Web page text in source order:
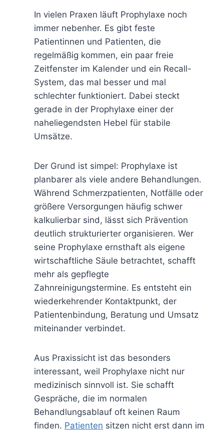
In vielen Praxen läuft Prophylaxe noch
immer nebenher. Es gibt feste
Patientinnen und Patienten, die
regelmäßig kommen, ein paar freie
Zeitfenster im Kalender und ein Recall-
System, das mal besser und mal
schlechter funktioniert. Dabei steckt
gerade in der Prophylaxe einer der
naheliegendsten Hebel für stabile
Umsätze.
Der Grund ist simpel: Prophylaxe ist
planbarer als viele andere Behandlungen.
Während Schmerzpatienten, Notfälle oder
größere Versorgungen häufig schwer
kalkulierbar sind, lässt sich Prävention
deutlich strukturierter organisieren. Wer
seine Prophylaxe ernsthaft als eigene
wirtschaftliche Säule betrachtet, schafft
mehr als gepflegte
Zahnreinigungstermine. Es entsteht ein
wiederkehrender Kontaktpunkt, der
Patientenbindung, Beratung und Umsatz
miteinander verbindet.
Aus Praxissicht ist das besonders
interessant, weil Prophylaxe nicht nur
medizinisch sinnvoll ist. Sie schafft
Gespräche, die im normalen
Behandlungsablauf oft keinen Raum
finden. Patienten sitzen nicht erst dann im